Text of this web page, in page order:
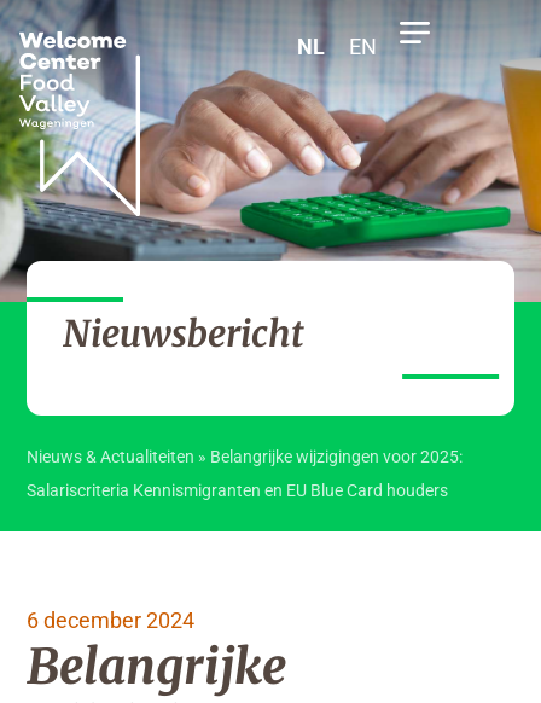
NL EN
Nieuwsbericht
Nieuws & Actualiteiten » Belangrijke wijzigingen voor 2025:
Salariscriteria Kennismigranten en EU Blue Card houders
6 december 2024
Belangrijke